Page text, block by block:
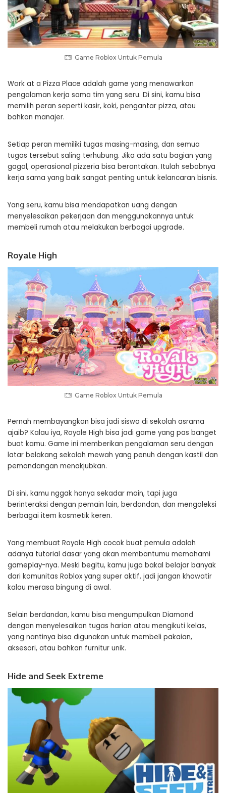
Game Roblox Untuk Pemula
Work at a Pizza Place adalah game yang menawarkan
pengalaman kerja sama tim yang seru. Di sini, kamu bisa
memilih peran seperti kasir, koki, pengantar pizza, atau
bahkan manajer.
Setiap peran memiliki tugas masing-masing, dan semua
tugas tersebut saling terhubung. Jika ada satu bagian yang
gagal, operasional pizzeria bisa berantakan. Itulah sebabnya
kerja sama yang baik sangat penting untuk kelancaran bisnis.
Yang seru, kamu bisa mendapatkan uang dengan
menyelesaikan pekerjaan dan menggunakannya untuk
membeli rumah atau melakukan berbagai upgrade.
Royale High
Game Roblox Untuk Pemula
Pernah membayangkan bisa jadi siswa di sekolah asrama
ajaib? Kalau iya, Royale High bisa jadi game yang pas banget
buat kamu. Game ini memberikan pengalaman seru dengan
latar belakang sekolah mewah yang penuh dengan kastil dan
pemandangan menakjubkan.
Di sini, kamu nggak hanya sekadar main, tapi juga
berinteraksi dengan pemain lain, berdandan, dan mengoleksi
berbagai item kosmetik keren.
Yang membuat Royale High cocok buat pemula adalah
adanya tutorial dasar yang akan membantumu memahami
gameplay-nya. Meski begitu, kamu juga bakal belajar banyak
dari komunitas Roblox yang super aktif, jadi jangan khawatir
kalau merasa bingung di awal.
Selain berdandan, kamu bisa mengumpulkan Diamond
dengan menyelesaikan tugas harian atau mengikuti kelas,
yang nantinya bisa digunakan untuk membeli pakaian,
aksesori, atau bahkan furnitur unik.
Hide and Seek Extreme